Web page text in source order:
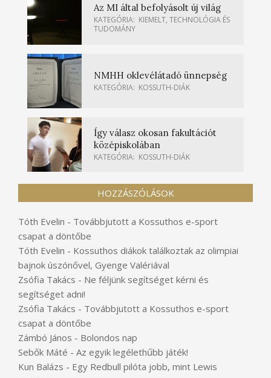
Az MI által befolyásolt új világ
KATEGÓRIA: KIEMELT, TECHNOLÓGIA ÉS
TUDOMÁNY
NMHH oklevélátadó ünnepség
KATEGÓRIA: KOSSUTH-DIÁK
Így válasz okosan fakultációt
középiskolában
KATEGÓRIA: KOSSUTH-DIÁK
HOZZÁSZÓLÁSOK
Tóth Evelin - Továbbjutott a Kossuthos e-sport
csapat a döntőbe
Tóth Evelin - Kossuthos diákok találkoztak az olimpiai
bajnok úszónővel, Gyenge Valériával
Zsófia Takács - Ne féljünk segítséget kérni és
segítséget adni!
Zsófia Takács - Továbbjutott a Kossuthos e-sport
csapat a döntőbe
Zámbó János - Bolondos nap
Sebők Máté - Az egyik legélethűbb játék!
Kun Balázs - Egy Redbull pilóta jobb, mint Lewis